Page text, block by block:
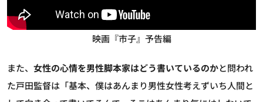
映画『市子』予告編
また、 女性の心情を男性脚本家はどう書いているのかと問われ
た戸田監督は「基本、僕はあんまり男性女性考えずいち人間と